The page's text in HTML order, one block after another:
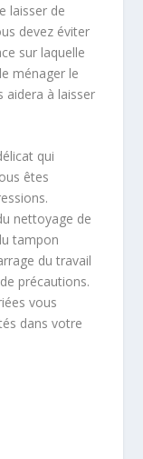
laisser de
devez éviter
sur laquelle
ménager le
aidera à laisser
qui
êtes
nettoyage de
tampon
du travail
précautions.
vous
dans votre